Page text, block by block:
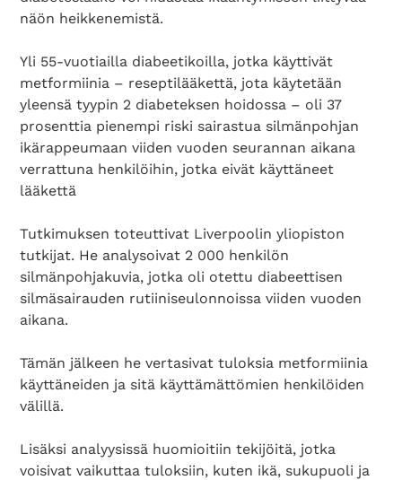
näön heikkenemistä.
Yli 55-vuotiailla diabeetikoilla, jotka käyttivät
metformiinia – reseptilääkettä, jota käytetään
yleensä tyypin 2 diabeteksen hoidossa – oli 37
prosenttia pienempi riski sairastua silmänpohjan
ikärappeumaan viiden vuoden seurannan aikana
verrattuna henkilöihin, jotka eivät käyttäneet
lääkettä
Tutkimuksen toteuttivat Liverpoolin yliopiston
tutkijat. He analysoivat 2 000 henkilön
silmänpohjakuvia, jotka oli otettu diabeettisen
silmäsairauden rutiiniseulonnoissa viiden vuoden
aikana.
Tämän jälkeen he vertasivat tuloksia metformiinia
käyttäneiden ja sitä käyttämättömien henkilöiden
välillä.
Lisäksi analyysissä huomioitiin tekijöitä, jotka
voisivat vaikuttaa tuloksiin, kuten ikä, sukupuoli ja